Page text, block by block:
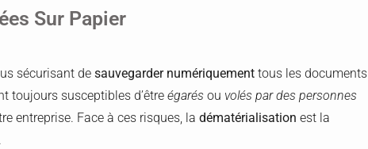
Sur Papier
sécurisant desauvegarder numériquementtous les documents
toujours susceptibles d’êtreégarésou volés par des personnes
entreprise. Face à ces risques, ladématérialisationest la